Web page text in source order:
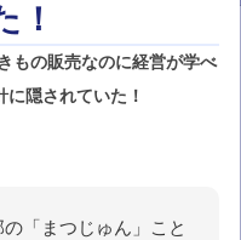
！
きもの販売なのに経営が学べ
隠されていた！
「まつじゅん」こと